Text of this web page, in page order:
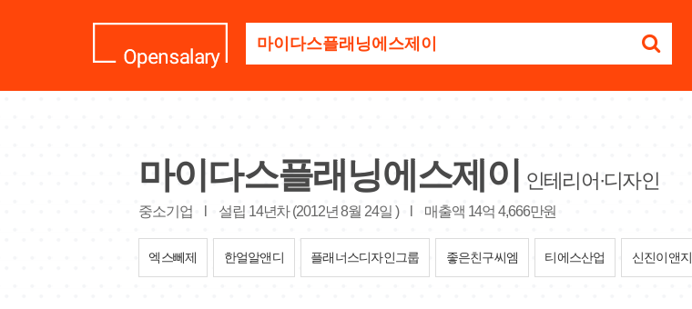
명
요
마이다스플래닝에스제이 인테리어·디자인
중소기업 설립 14년차 (2012년 8월 24일 ) 매출액 14억 4,666만원
엑스뻬제 한얼알앤디 플래너스디자인그룹 좋은친구씨엠 티에스산업 신진이앤지